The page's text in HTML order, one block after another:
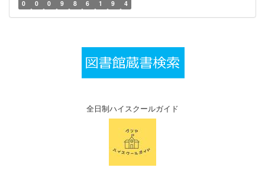
0 0 0 9 8 6 1 9 4
全日制ハイスクールガイド